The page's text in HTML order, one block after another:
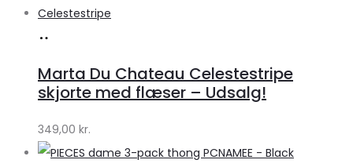
Klædeskabet.dk
Marta Du Chateau Celestestripe
skjorte med flæser – Udsalg!
349,00 kr.